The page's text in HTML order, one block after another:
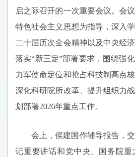
启之际召开的一次重要会议。会
特色社会主义思想为指导，深入
二十届历次全会精神以及中央经
落实“新三定”部署要求，围绕强
力军使命定位和抢占科技制高点
深化科研院所改革、提升组织力
划部署2026年重点工作。
会上，侯建国作辅导报告，
记重要讲话和党中央、国务院